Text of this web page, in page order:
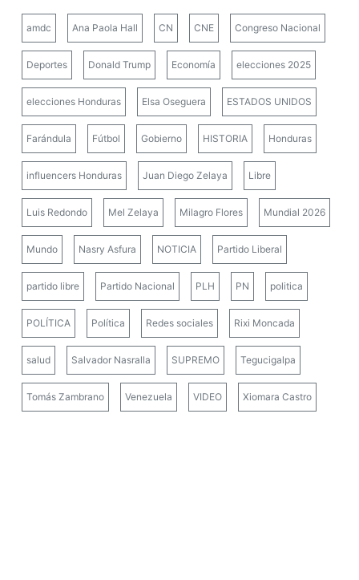
amdc Ana Paola Hall CN CNE Congreso Nacional
Deportes Donald Trump Economía elecciones 2025
elecciones Honduras Elsa Oseguera ESTADOS UNIDOS
Farándula Fútbol Gobierno HISTORIA Honduras
influencers Honduras Juan Diego Zelaya Libre
Luis Redondo Mel Zelaya Milagro Flores Mundial 2026
Mundo Nasry Asfura NOTICIA Partido Liberal
partido libre Partido Nacional PLH PN politica
POLÍTICA Política Redes sociales Rixi Moncada
salud Salvador Nasralla SUPREMO Tegucigalpa
Tomás Zambrano Venezuela VIDEO Xiomara Castro